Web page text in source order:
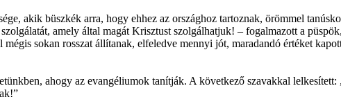
akik büszkék arra, hogy ehhez az országhoz tartoznak, örömmel
amely által magát Krisztust szolgálhatjuk! – fogalmazott a
sokan rosszat állítanak, elfeledve mennyi jót, maradandó értéket
ahogy az evangéliumok tanítják. A következő szavakkal